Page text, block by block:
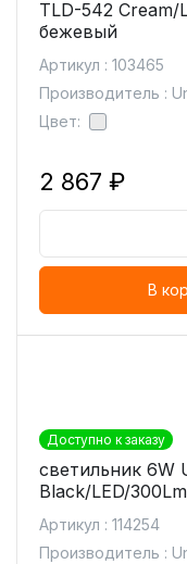
TLD-542 Cream/
бежевый
Артикул : 103465
Производитель :
Цвет:
2 867 ₽
В
Доступно к заказу
светильник 6W
Black/LED/
Артикул : 114254
Производитель :